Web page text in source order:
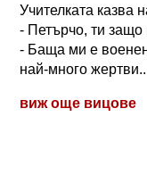
Учителката казва
- Петърчо, ти
- Баща ми е
най-много
виж още вицове